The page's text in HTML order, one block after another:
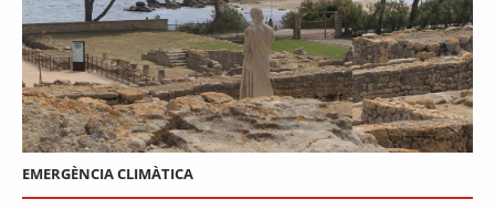
EMERGÈNCIA CLIMÀTICA